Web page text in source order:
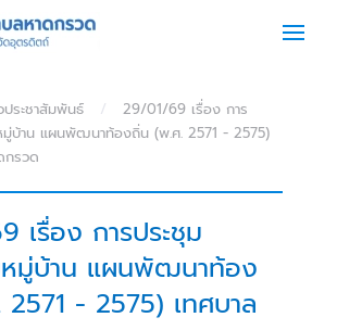
ประชาสัมพันธ์
29/01/69 เรื่อง การ
มู่บ้าน แผนพัฒนาท้องถิ่น (พ.ศ. 2571 - 2575)
กรวด
เรื่อง การประชุม
หมู่บ้าน แผนพัฒนาท้อง
- 2575) เทศบาล